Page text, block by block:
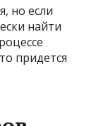
но если
найти
придется